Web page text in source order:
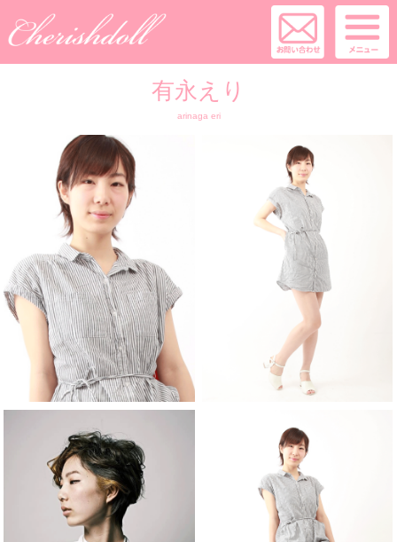
有永えり
arinaga eri